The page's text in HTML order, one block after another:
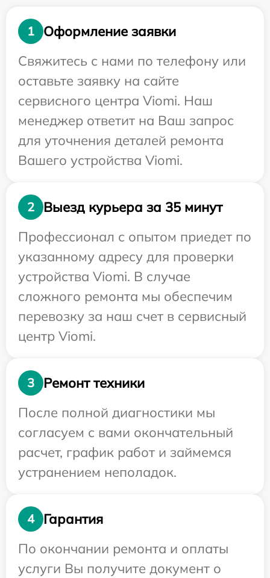
1
Оформление заявки
Свяжитесь с нами по телефону или
оставьте заявку на сайте
сервисного центра Viomi. Наш
менеджер ответит на Ваш запрос
для уточнения деталей ремонта
Вашего устройства Viomi.
2
Выезд курьера за 35 минут
Профессионал с опытом приедет по
указанному адресу для проверки
устройства Viomi. В случае
сложного ремонта мы обеспечим
перевозку за наш счет в сервисный
центр Viomi.
3
Ремонт техники
После полной диагностики мы
согласуем с вами окончательный
расчет, график работ и займемся
устранением неполадок.
4
Гарантия
По окончании ремонта и оплаты
услуги Вы получите документ о